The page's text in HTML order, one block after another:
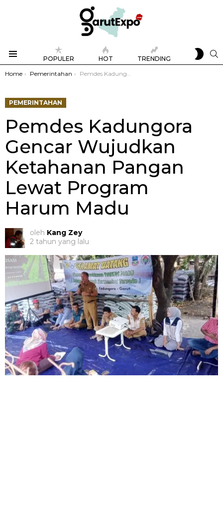
POPULER HOT TRENDING
SKIN
You are here:
Home Pemerintahan Pemdes Kadungora Gencar Wujudkan Ketahanan Pangan Lewat Program Harum Madu
PEMERINTAHAN
Pemdes Kadungora
Gencar Wujudkan
Ketahanan Pangan
Lewat Program
Harum Madu
oleh Kang Zey
2 tahun yang lalu